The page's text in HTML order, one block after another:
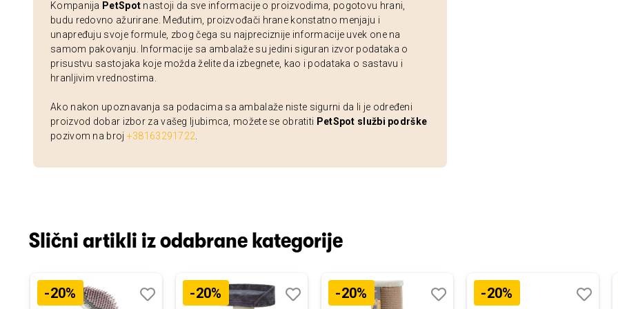
Kompanija PetSpot nastoji da sve informacije o proizvodima, pogotovu hrani,
budu redovno ažurirane. Međutim, proizvođači hrane konstatno menjaju i
unapređuju svoje formule, zbog čega su najpreciznije informacije uvek one na
samom pakovanju. Informacije sa ambalaže su jedini siguran izvor podataka o
prisustvu sastojaka koje možda želite da izbegnete, kao i podataka o sastavu i
hranljivim vrednostima.
Ako nakon upoznavanja sa podacima sa ambalaže niste sigurni da li je određeni
proizvod dobar izbor za vašeg ljubimca, možete se obratiti PetSpot službi podrške
pozivom na broj +38163291722
Slični artikli iz odabrane kategorije
-20% -20% -20% -20%